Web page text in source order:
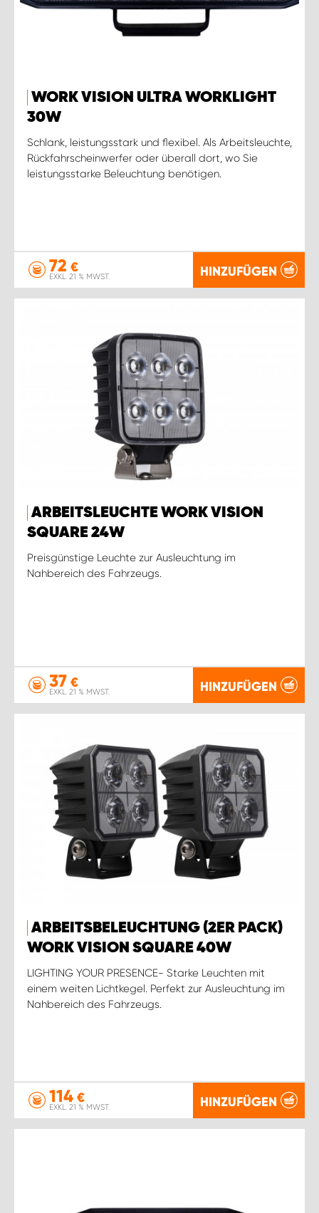
WORK VISION ULTRA WORKLIGHT
30W
Schlank, leistungsstark und flexibel. Als Arbeitsleuchte,
Rückfahrscheinwerfer oder überall dort, wo Sie
leistungsstarke Beleuchtung benötigen.
72 €
EXKL. 21 % MWST. HINZUFÜGEN
ARBEITSLEUCHTE WORK VISION
SQUARE 24W
Preisgünstige Leuchte zur Ausleuchtung im
Nahbereich des Fahrzeugs.
37 €
EXKL. 21 % MWST. HINZUFÜGEN
ARBEITSBELEUCHTUNG (2ER PACK)
WORK VISION SQUARE 40W
LIGHTING YOUR PRESENCE- Starke Leuchten mit
einem weiten Lichtkegel. Perfekt zur Ausleuchtung im
Nahbereich des Fahrzeugs.
114 €
EXKL. 21 % MWST. HINZUFÜGEN